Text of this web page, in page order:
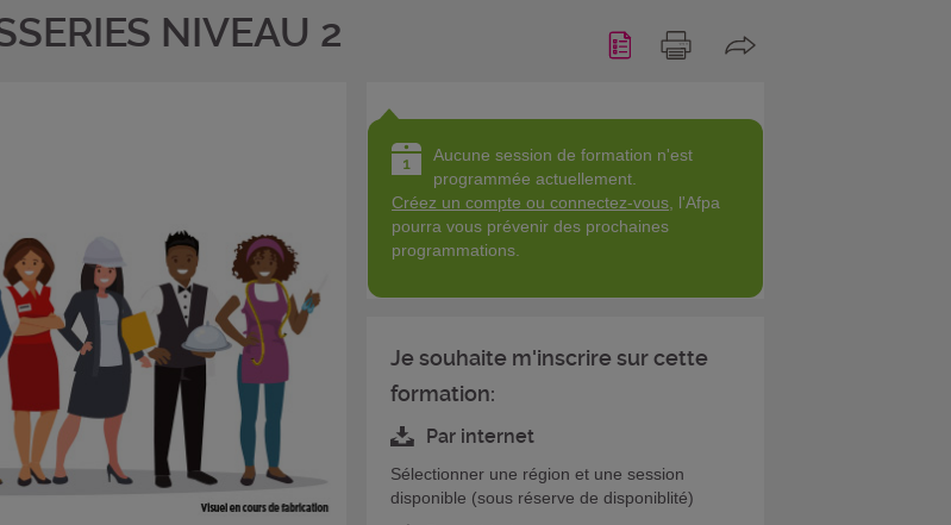
NIVEAU 2
Aucune session de formation n'est
programmée actuellement.
Créez un compte ou connectez-vous , l'Afpa
pourra vous prévenir des prochaines
programmations.
Je souhaite m'inscrire sur cette
formation:
Par internet
Sélectionner une région et une session
disponible (sous réserve de disponiblité)